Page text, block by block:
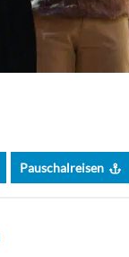
Pauschalreisen